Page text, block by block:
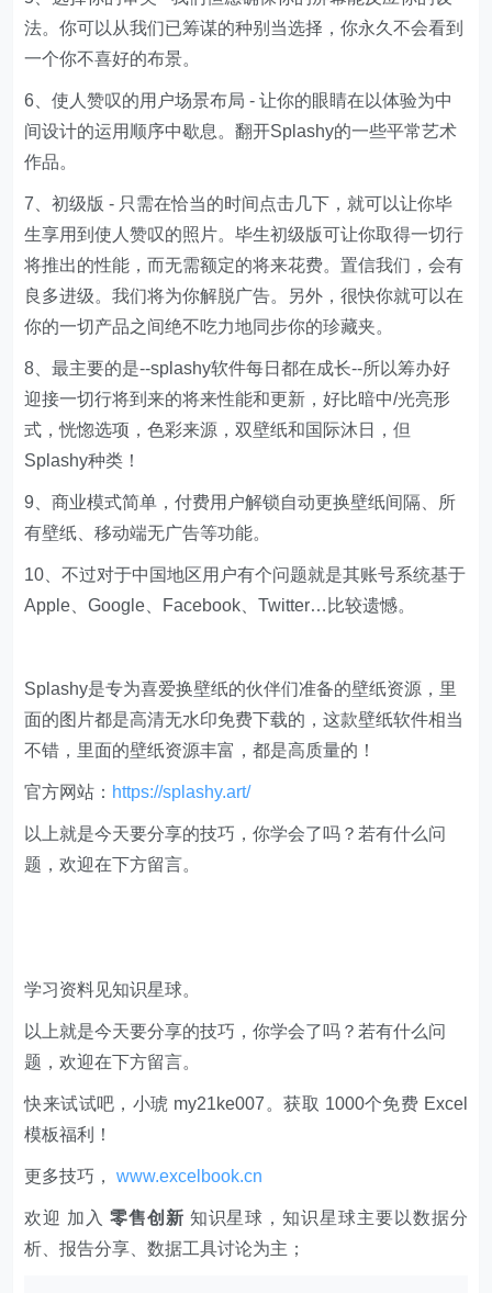
法。你可以从我们已筹谋的种别当选择，你永久不会看到
一个你不喜好的布景。
6、使人赞叹的用户场景布局 - 让你的眼睛在以体验为中
间设计的运用顺序中歇息。翻开Splashy的一些平常艺术
作品。
7、初级版 - 只需在恰当的时间点击几下，就可以让你毕
生享用到使人赞叹的照片。毕生初级版可让你取得一切行
将推出的性能，而无需额定的将来花费。置信我们，会有
良多进级。我们将为你解脱广告。另外，很快你就可以在
你的一切产品之间绝不吃力地同步你的珍藏夹。
8、最主要的是--splashy软件每日都在成长--所以筹办好
迎接一切行将到来的将来性能和更新，好比暗中/光亮形
式，恍惚选项，色彩来源，双壁纸和国际沐日，但
Splashy种类！
9、商业模式简单，付费用户解锁自动更换壁纸间隔、所
有壁纸、移动端无广告等功能。
10、不过对于中国地区用户有个问题就是其账号系统基于
Apple、Google、Facebook、Twitter…比较遗憾。
Splashy是专为喜爱换壁纸的伙伴们准备的壁纸资源，里
面的图片都是高清无水印免费下载的，这款壁纸软件相当
不错，里面的壁纸资源丰富，都是高质量的！
官方网站： https://splashy.art/
以上就是今天要分享的技巧，你学会了吗？若有什么问
题，欢迎在下方留言。
学习资料见知识星球。
以上就是今天要分享的技巧，你学会了吗？若有什么问
题，欢迎在下方留言。
快来试试吧，小琥 my21ke007。获取 1000个免费 Excel
模板福利​​​​！
更多技巧，www.excelbook.cn
欢迎 加入 零售创新 知识星球，知识星球主要以数据分
析、报告分享、数据工具讨论为主；